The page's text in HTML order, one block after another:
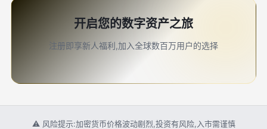
开启您的数字资产之旅
注册即享新人福利,加入全球数百万用户的选择
⚠ 风险提示:加密货币价格波动剧烈,投资有风险,入市需谨慎